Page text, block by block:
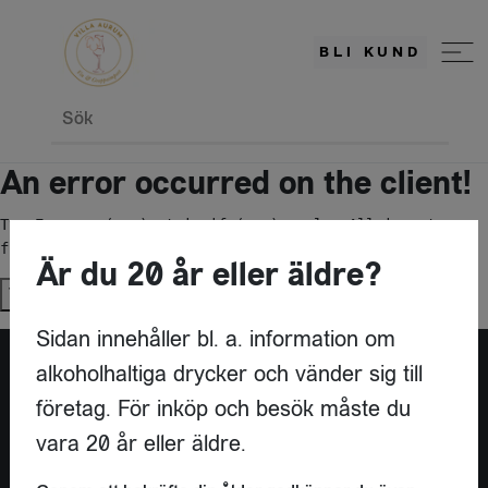
BLI KUND
Sök
An error occurred on the client!
TypeError: c(...).stringify(...).replaceAll is not a
function
Try againÄr du 20 år eller äldre?
Sidan innehåller bl. a. information om
alkoholhaltiga drycker och vänder sig till
företag. För inköp och besök måste du
vara 20 år eller äldre.